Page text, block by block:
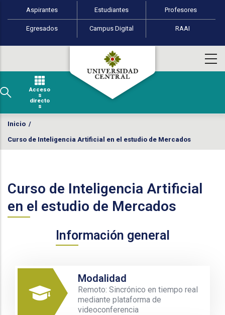
Pasar al contenido principal
Perfiles de usuario
Aspirantes Estudiantes Profesores
Egresados Campus Digital RAAI
Acceso
s
directo
s
Inicio /
Curso de Inteligencia Artificial en el estudio de Mercados
Curso de Inteligencia Artificial
en el estudio de Mercados
Información general
Modalidad
Remoto: Sincrónico en tiempo real
mediante plataforma de
videoconferencia